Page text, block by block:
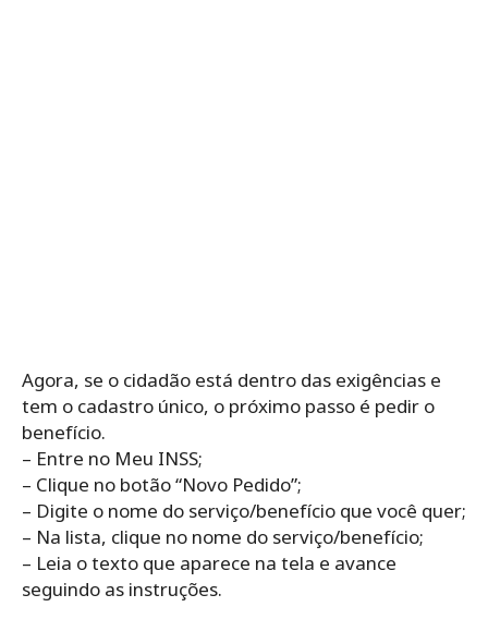
Agora, se o cidadão está dentro das exigências e
tem o cadastro único, o próximo passo é pedir o
benefício.
– Entre no Meu INSS;
– Clique no botão “Novo Pedido”;
– Digite o nome do serviço/benefício que você quer;
– Na lista, clique no nome do serviço/benefício;
– Leia o texto que aparece na tela e avance
seguindo as instruções.